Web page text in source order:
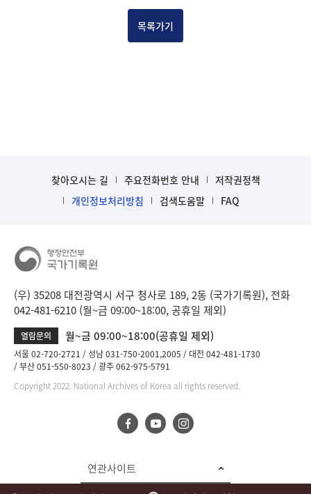
목록가기
찾아오시는 길 주요전화번호 안내
저작권정책
개인정보처리방침
검색도움말 FAQ
(우) 35208 대전광역시 서구 청사로 189, 2동 (국가기록원), 전화
042-481-6210 (월~금 09:00~18:00, 공휴일 제외)
열람문의 월~금 09:00~18:00(공휴일 제외)
서울 02-720-2721 성남 031-750-2001,2005
대전 042-481-1730
부산 051-550-8023
광주 062-975-5791
Copyright 2022. National Archives of Korea all rights reserved.
연관사이트